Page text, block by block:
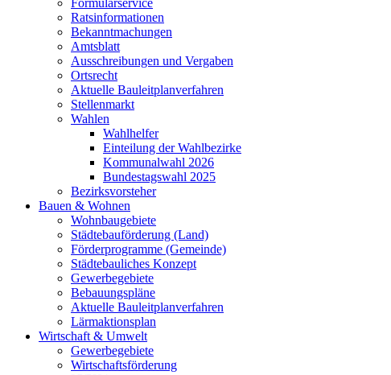
Formularservice
Ratsinformationen
Bekanntmachungen
Amtsblatt
Ausschreibungen und Vergaben
Ortsrecht
Aktuelle Bauleitplanverfahren
Stellenmarkt
Wahlen
Wahlhelfer
Einteilung der Wahlbezirke
Kommunalwahl 2026
Bundestagswahl 2025
Bezirksvorsteher
Bauen & Wohnen
Wohnbaugebiete
Städtebauförderung (Land)
Förderprogramme (Gemeinde)
Städtebauliches Konzept
Gewerbegebiete
Bebauungspläne
Aktuelle Bauleitplanverfahren
Lärmaktionsplan
Wirtschaft & Umwelt
Gewerbegebiete
Wirtschaftsförderung